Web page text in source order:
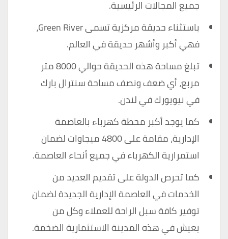
جميع المجالات الرئيسية.
باستثناء حديقة مركزية تسمى Green River،
فهي أكبر وأشهر حديقة في العالم.
تبلغ مساحة هذه الحديقة حوالي 8000 متر
مربع، أي ضعف ونصف مساحة سنترال بارك
في نيويورك في لندن.
كما يوجد أكبر محطة كهرباء بالعاصمة
الإدارية، مقامة على 4800 ميجاوات لضمان
استمرارية الكهرباء في جميع أنحاء العاصمة.
كما تحرص الدولة على تقديم العديد من
الخدمات في العاصمة الإدارية الجديدة لضمان
توفير كافة سبل الراحة للعملاء وكل من
يعيش في هذه المدينة الاستثمارية الضخمة.